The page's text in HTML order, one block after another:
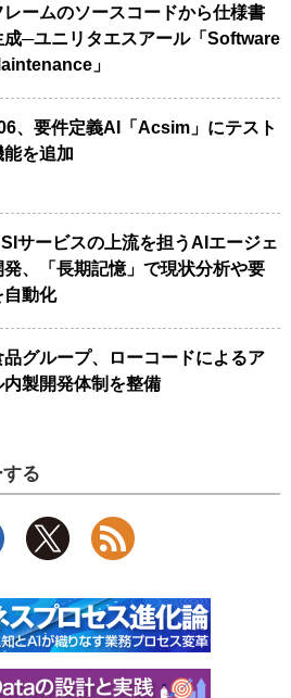
レームのソースコードから仕様書
成─ユニリタエスアール「Software
」
、要件定義AI「Acsim」にテスト
能を追加
サービスの上流を担うAIエージェ
発、「長期記憶」で現状分析や要
自動化
品グループ、ローコードによるア
内製開発体制を整備
る